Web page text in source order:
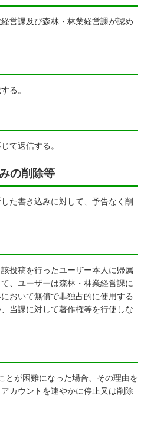
営課及び森林・林業経営課が認め
る。
て返信する。
の削除等
た書き込みに対して、予告なく削
投稿を行ったユーザー本人に帰属
、ユーザーは森林・林業経営課に
おいて無償で非独占的に使用する
当課に対して著作権等を行使しな
が困難になった場合、その理由を
カウントを速やかに停止又は削除